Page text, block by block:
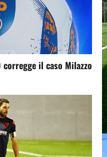
corregge il caso Milazzo